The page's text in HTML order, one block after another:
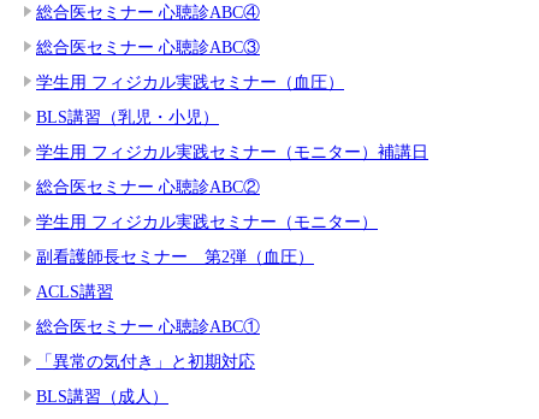
総合医セミナー 心聴診ABC④
総合医セミナー 心聴診ABC③
学生用 フィジカル実践セミナー（血圧）
BLS講習（乳児・小児）
学生用 フィジカル実践セミナー（モニター）補講日
総合医セミナー 心聴診ABC②
学生用 フィジカル実践セミナー（モニター）
副看護師長セミナー 第2弾（血圧）
ACLS講習
総合医セミナー 心聴診ABC①
「異常の気付き」と初期対応
BLS講習（成人）